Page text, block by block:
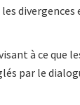
à ce que
par le